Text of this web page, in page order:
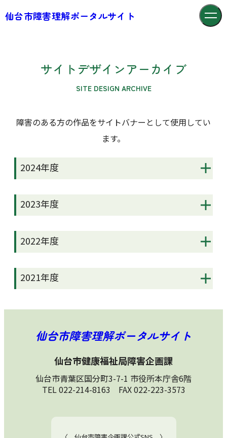
仙台市障害理解ポータルサイト
サイトデザインアーカイブ
SITE DESIGN ARCHIVE
障害のある方の作品をサイトバナーとして使用してい
ます。
2024年度
2023年度
2022年度
2021年度
仙台市障害理解ポータルサイト
仙台市健康福祉局障害企画課
仙台市青葉区国分町3-7-1 市役所本庁舎6階
TEL 022-214-8163 FAX 022-223-3573